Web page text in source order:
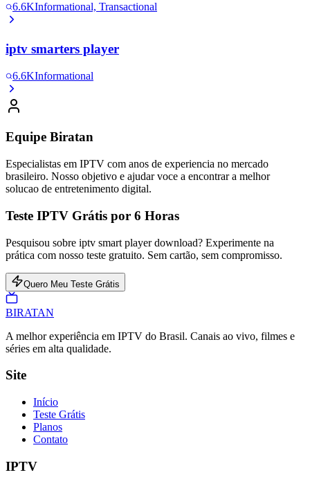
6.6KInformational, Transactional
iptv smarters player
6.6KInformational
Equipe Biratan
Especialistas em IPTV com anos de experiencia no mercado
brasileiro. Nosso objetivo e ajudar voce a encontrar a melhor
solucao de entretenimento digital.
Teste IPTV Grátis por 6 Horas
Pesquisou sobre iptv smart player download? Experimente na
prática com nosso teste gratuito. Sem cartão, sem compromisso.
Quero Meu Teste Grátis
BIRATAN
A melhor experiência em IPTV do Brasil. Canais ao vivo, filmes e
séries em alta qualidade.
Site
Início
Teste Grátis
Planos
Contato
IPTV